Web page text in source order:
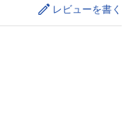
レビューを書く